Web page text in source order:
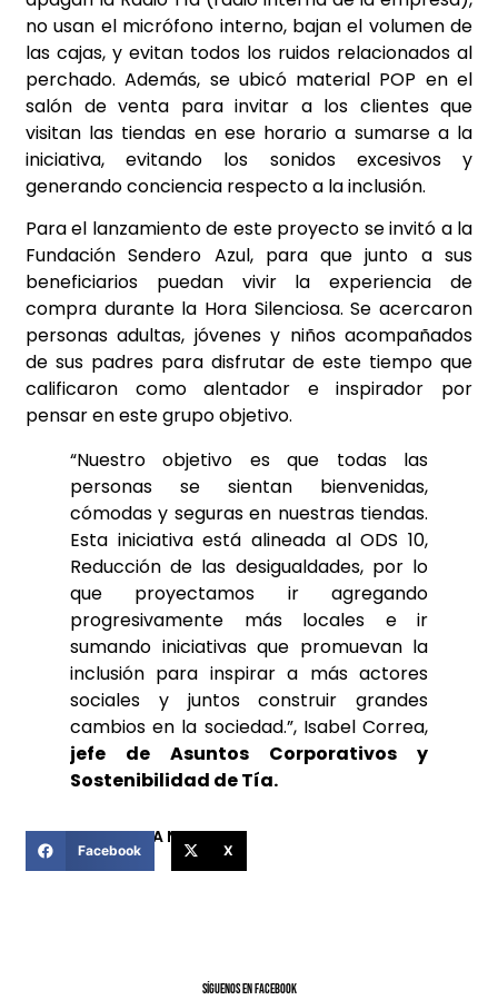
no usan el micrófono interno, bajan el volumen de
las cajas, y evitan todos los ruidos relacionados al
perchado. Además, se ubicó material POP en el
salón de venta para invitar a los clientes que
visitan las tiendas en ese horario a sumarse a la
iniciativa, evitando los sonidos excesivos y
generando conciencia respecto a la inclusión.
Para el lanzamiento de este proyecto se invitó a la
Fundación Sendero Azul, para que junto a sus
beneficiarios puedan vivir la experiencia de
compra durante la Hora Silenciosa. Se acercaron
personas adultas, jóvenes y niños acompañados
de sus padres para disfrutar de este tiempo que
calificaron como alentador e inspirador por
pensar en este grupo objetivo.
“Nuestro objetivo es que todas las
personas se sientan bienvenidas,
cómodas y seguras en nuestras tiendas.
Esta iniciativa está alineada al ODS 10,
Reducción de las desigualdades, por lo
que proyectamos ir agregando
progresivamente más locales e ir
sumando iniciativas que promuevan la
inclusión para inspirar a más actores
sociales y juntos construir grandes
cambios en la sociedad.”, Isabel Correa,
jefe de Asuntos Corporativos y
Sostenibilidad de Tía.
COMPARTIR ESTA NOTICIA
Facebook X
SíGUENOS EN FACEBOOK